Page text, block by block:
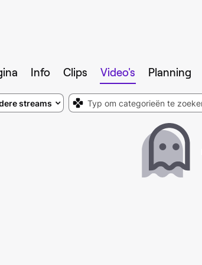
Info Clips Video's Planning
streams